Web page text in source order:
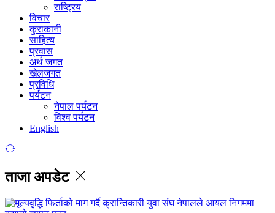
राष्ट्रिय
विचार
कुराकानी
साहित्य
प्रवास
अर्थ जगत
खेलजगत
प्रविधि
पर्यटन
नेपाल पर्यटन
विश्व पर्यटन
English
ताजा अपडेट